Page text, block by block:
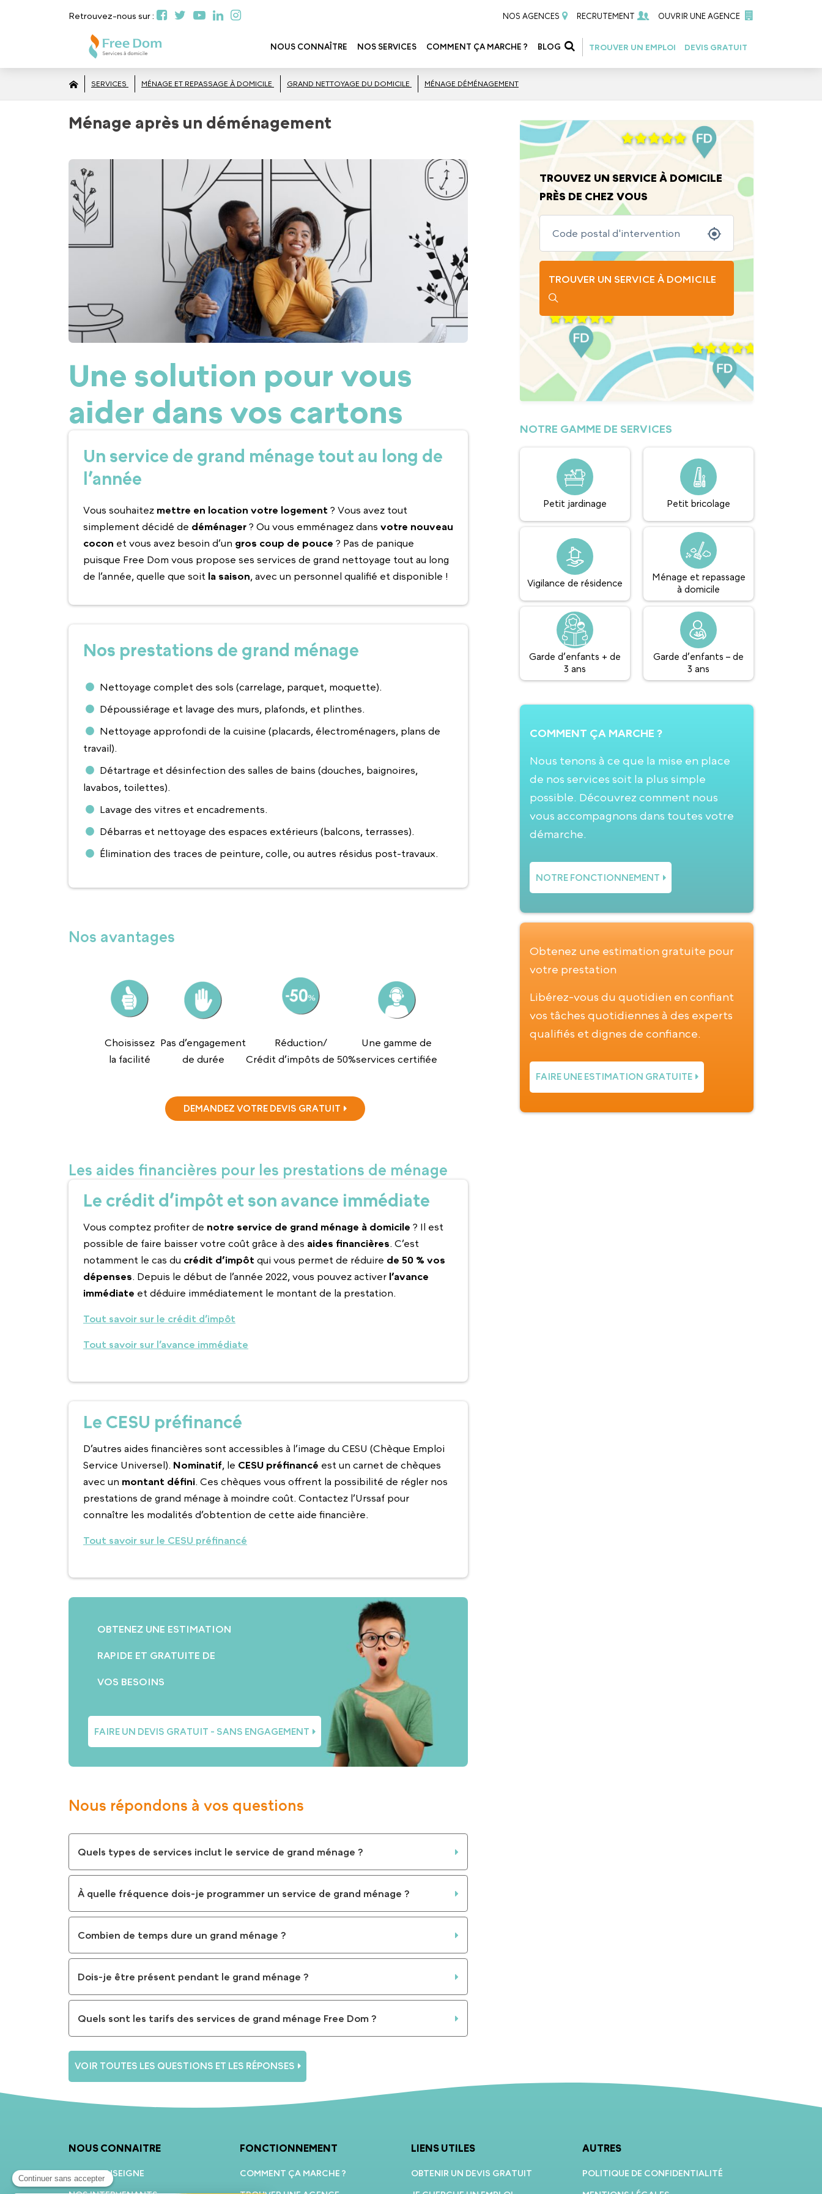
Retrouvez-nous sur : NOS AGENCES RECRUTEMENT OUVRIR UNE AGENCE
NOUS CONNAÎTRE NOS SERVICES COMMENT ÇA MARCHE ? BLOG TROUVER UN EMPLOI DEVIS GRATUIT
SERVICES MÉNAGE ET REPASSAGE À DOMICILE GRAND NETTOYAGE DU DOMICILE MÉNAGE DÉMÉNAGEMENT
Ménage après un déménagement
Une solution pour vous
aider dans vos cartons
Un service de grand ménage tout au long de
l’année
Vous souhaitez mettre en location votre logement ? Vous avez tout
simplement décidé de déménager ? Ou vous emménagez dans votre nouveau
cocon et vous avez besoin d’un gros coup de pouce ? Pas de panique
puisque Free Dom vous propose ses services de grand nettoyage tout au long
de l’année, quelle que soit la saison, avec un personnel qualifié et disponible !
Nos prestations de grand ménage
Nettoyage complet des sols (carrelage, parquet, moquette).
Dépoussiérage et lavage des murs, plafonds, et plinthes.
Nettoyage approfondi de la cuisine (placards, électroménagers, plans de
travail).
Détartrage et désinfection des salles de bains (douches, baignoires,
lavabos, toilettes).
Lavage des vitres et encadrements.
Débarras et nettoyage des espaces extérieurs (balcons, terrasses).
Élimination des traces de peinture, colle, ou autres résidus post-travaux.
Nos avantages
Choisissez
la facilité
Pas d’engagement
de durée
Réduction/
Crédit d’impôts de 50%
Une gamme de
services certifiée
DEMANDEZ VOTRE DEVIS GRATUIT
Les aides financières pour les prestations de ménage
Le crédit d’impôt et son avance immédiate
Vous comptez profiter de notre service de grand ménage à domicile ? Il est
possible de faire baisser votre coût grâce à des aides financières. C’est
notamment le cas du crédit d’impôt qui vous permet de réduire de 50 % vos
dépenses. Depuis le début de l’année 2022, vous pouvez activer l’avance
immédiate et déduire immédiatement le montant de la prestation.
Tout savoir sur le crédit d’impôt
Tout savoir sur l’avance immédiate
Le CESU préfinancé
D’autres aides financières sont accessibles à l’image du CESU (Chèque Emploi
Service Universel). Nominatif, le CESU préfinancé est un carnet de chèques
avec un montant défini. Ces chèques vous offrent la possibilité de régler nos
prestations de grand ménage à moindre coût. Contactez l’Urssaf pour
connaître les modalités d’obtention de cette aide financière.
Tout savoir sur le CESU préfinancé
OBTENEZ UNE ESTIMATION
RAPIDE ET GRATUITE DE
VOS BESOINS
FAIRE UN DEVIS GRATUIT - SANS ENGAGEMENT
Nous répondons à vos questions
Quels types de services inclut le service de grand ménage ?
À quelle fréquence dois-je programmer un service de grand ménage ?
Combien de temps dure un grand ménage ?
Dois-je être présent pendant le grand ménage ?
Quels sont les tarifs des services de grand ménage Free Dom ?
VOIR TOUTES LES QUESTIONS ET LES RÉPONSES
TROUVEZ UN SERVICE À DOMICILE
PRÈS DE CHEZ VOUS
TROUVER UN SERVICE À DOMICILE
NOTRE GAMME DE SERVICES
Petit jardinage Petit bricolage
Vigilance de résidence
Ménage et repassage
à domicile
Garde d’enfants + de
3 ans
Garde d’enfants – de
3 ans
COMMENT ÇA MARCHE ?
Nous tenons à ce que la mise en place
de nos services soit la plus simple
possible. Découvrez comment nous
vous accompagnons dans toutes votre
démarche.
NOTRE FONCTIONNEMENT
Obtenez une estimation gratuite pour
votre prestation
Libérez-vous du quotidien en confiant
vos tâches quotidiennes à des experts
qualifiés et dignes de confiance.
FAIRE UNE ESTIMATION GRATUITE
NOUS CONNAITRE
NOTRE ENSEIGNE
FONCTIONNEMENT
COMMENT ÇA MARCHE ?
LIENS UTILES
OBTENIR UN DEVIS GRATUIT
AUTRES
POLITIQUE DE CONFIDENTIALITÉ